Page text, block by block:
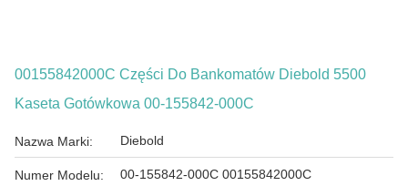
00155842000C Części Do Bankomatów Diebold 5500
Kaseta Gotówkowa 00-155842-000C
Nazwa Marki: Diebold
Numer Modelu: 00-155842-000C 00155842000C